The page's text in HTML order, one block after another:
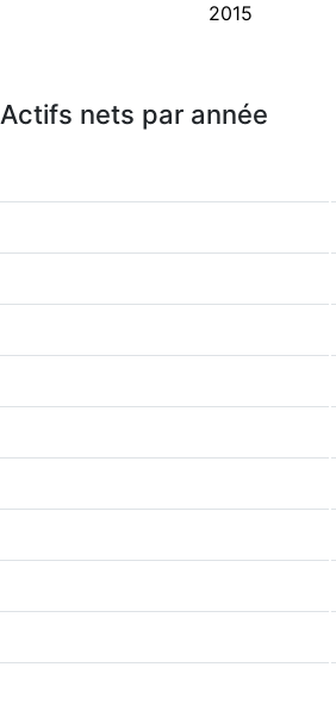
2015
Actifs nets par année